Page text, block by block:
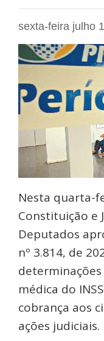
sexta-feira julho
Nesta quarta-
Constituição e
Deputados
nº 3.814, de
médica do
cobrança aos
ações judiciais.